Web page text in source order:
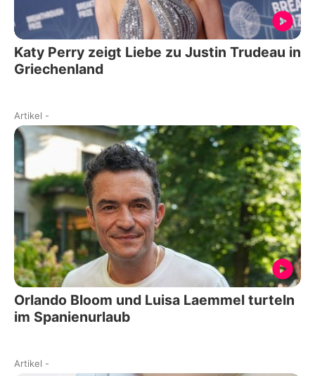
Katy Perry zeigt Liebe zu Justin Trudeau in
Griechenland
Artikel -
Orlando Bloom und Luisa Laemmel turteln
im Spanienurlaub
Artikel -